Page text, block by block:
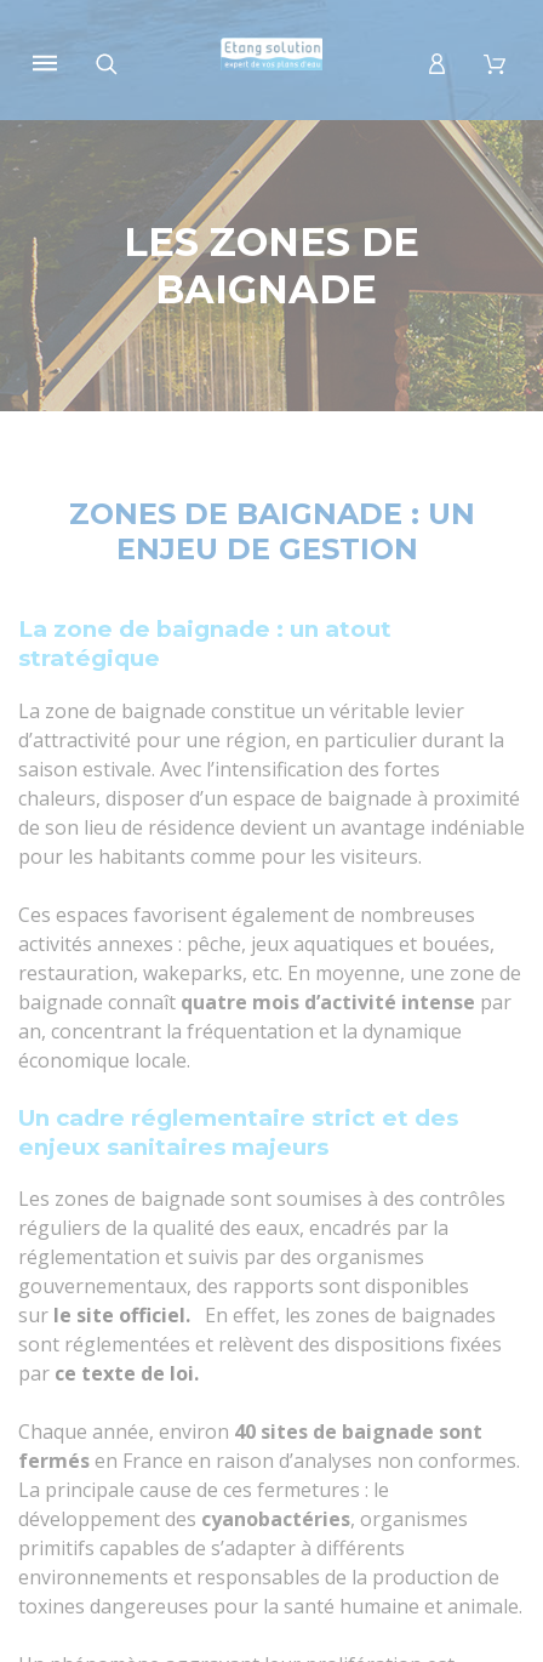
LES ZONES DE
BAIGNADE
ZONES DE BAIGNADE : UN
ENJEU DE GESTION
La zone de baignade : un atout
stratégique
La zone de baignade constitue un véritable levier
d’attractivité pour une région, en particulier durant la
saison estivale. Avec l’intensification des fortes
chaleurs, disposer d’un espace de baignade à proximité
de son lieu de résidence devient un avantage indéniable
pour les habitants comme pour les visiteurs.
Ces espaces favorisent également de nombreuses
activités annexes : pêche, jeux aquatiques et bouées,
restauration, wakeparks, etc. En moyenne, une zone de
baignade connaît quatre mois d’activité intense par
an, concentrant la fréquentation et la dynamique
économique locale.
Un cadre réglementaire strict et des
enjeux sanitaires majeurs
Les zones de baignade sont soumises à des contrôles
réguliers de la qualité des eaux, encadrés par la
réglementation et suivis par des organismes
gouvernementaux, des rapports sont disponibles
sur le site officiel. En effet, les zones de baignades
sont réglementées et relèvent des dispositions fixées
par ce texte de loi.
Chaque année, environ 40 sites de baignade sont
fermés en France en raison d’analyses non conformes.
La principale cause de ces fermetures : le
développement des cyanobactéries, organismes
primitifs capables de s’adapter à différents
environnements et responsables de la production de
toxines dangereuses pour la santé humaine et animale.